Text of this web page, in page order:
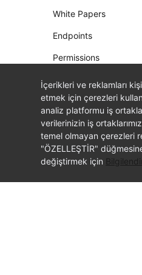
White Papers
Endpoints
Permissions
İçerikleri ve reklamları
etmek için çerezleri
analiz platformu iş
verilerinizin iş
temel olmayan çerezleri
"ÖZELLEŞTİR"
değiştirmek için